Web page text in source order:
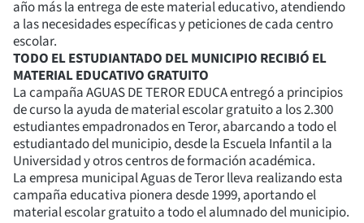
año más la entrega de este material educativo, atendiendo
a las necesidades específicas y peticiones de cada centro
escolar.
TODO EL ESTUDIANTADO DEL MUNICIPIO RECIBIÓ EL
MATERIAL EDUCATIVO GRATUITO
La campaña AGUAS DE TEROR EDUCA entregó a principios
de curso la ayuda de material escolar gratuito a los 2.300
estudiantes empadronados en Teror, abarcando a todo el
estudiantado del municipio, desde la Escuela Infantil a la
Universidad y otros centros de formación académica.
La empresa municipal Aguas de Teror lleva realizando esta
campaña educativa pionera desde 1999, aportando el
material escolar gratuito a todo el alumnado del municipio.